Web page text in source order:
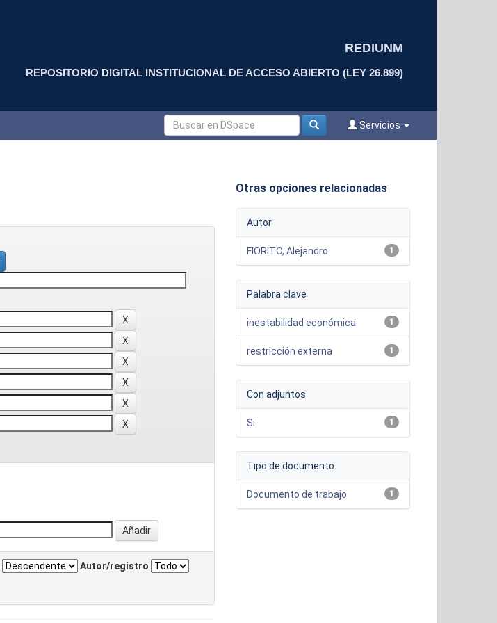
REDIUNM
REPOSITORIO DIGITAL INSTITUCIONAL DE ACCESO ABIERTO (LEY 26.899)
Servicios
Autor/registro
Otras opciones relacionadas
Autor
1
FIORITO, Alejandro
Palabra clave
1
inestabilidad económica
1
restricción externa
Con adjuntos
1
Si
Tipo de documento
1
Documento de trabajo